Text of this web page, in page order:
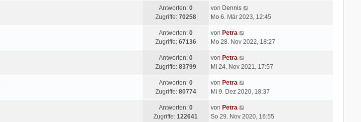
Antworten: 0
Zugriffe: 70258
von Dennis
Mo 6. Mär 2023, 12:45
Antworten: 0
Zugriffe: 67136
von Petra
Mo 28. Nov 2022, 18:27
Antworten: 0
Zugriffe: 83799
von Petra
Mi 24. Nov 2021, 17:57
Antworten: 0
Zugriffe: 80774
von Petra
Mi 9. Dez 2020, 18:37
Antworten: 0
Zugriffe:122641
von Petra
So 29. Nov 2020, 16:55